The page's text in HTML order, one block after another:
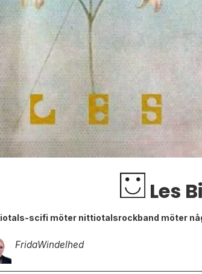
Les
scifi möter nittiotalsrockband möter
FridaWindelhed